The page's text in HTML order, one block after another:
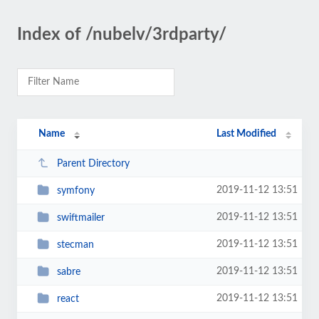
Index of /nubelv/3rdparty/
Name Last Modified
Parent Directory
symfony 2019-11-12 13:51
swiftmailer 2019-11-12 13:51
stecman 2019-11-12 13:51
sabre 2019-11-12 13:51
react 2019-11-12 13:51